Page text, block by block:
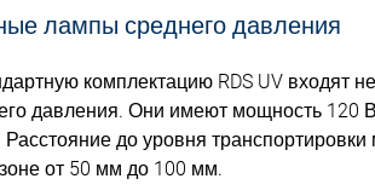
лампы среднего давления
комплектацию RDS UV входят
давления. Они имеют мощность 120
Расстояние до уровня
от 50 мм до 100 мм.